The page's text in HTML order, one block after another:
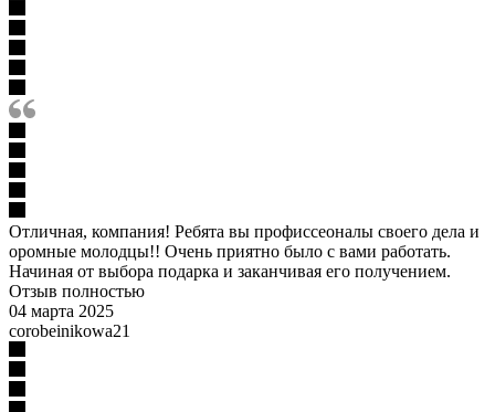
Отличная, компания! Ребята вы профиссеоналы своего дела и
оромные молодцы!! Очень приятно было с вами работать.
Начиная от выбора подарка и заканчивая его получением.
Отзыв полностью
04 марта 2025
corobeinikowa21